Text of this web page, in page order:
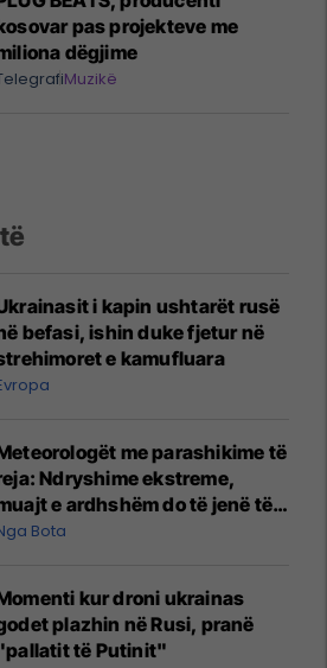
pas projekteve me
dëgjime
Muzikë
i kapin ushtarët rusë
befasi, ishin duke fjetur në
e kamufluara
me parashikime të
Ndryshime ekstreme,
e ardhshëm do të jenë të
Bota
kur droni ukrainas
plazhin në Rusi, pranë
të Putinit"